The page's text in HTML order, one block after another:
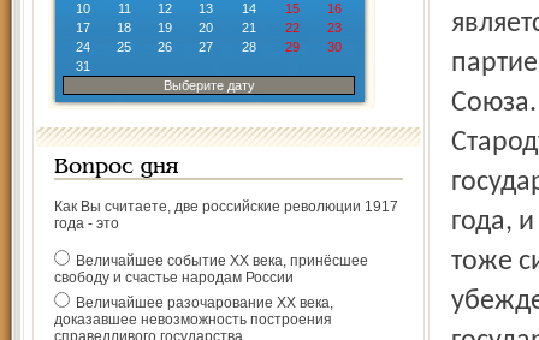
10
11 12 13 14 15
16
17
18 19 20 21 22
23
24
25 26 27 28 29
30
31
Выберите дату
Вопрос дня
Как Вы считаете, две российские революции 1917
года - это
Величайшее событие ХХ века, принёсшее
свободу и счастье народам России
Величайшее разочарование ХХ века,
доказавшее невозможность построения
справедливого государства
года,
тоже